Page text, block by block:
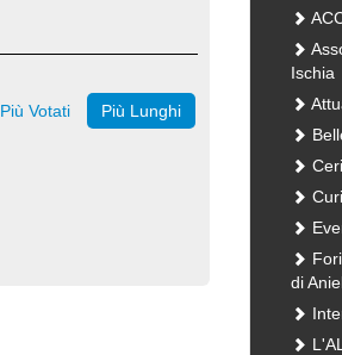
Più Votati Più Lunghi
Ischia
di